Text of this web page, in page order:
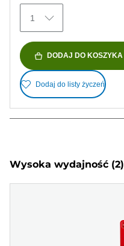
1
DODAJ DO KOSZYKA
Dodaj do listy życzeń
Wysoka wydajność (2)